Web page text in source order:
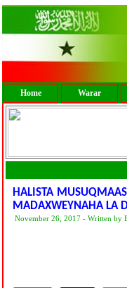
Home Warar
HALISTA
MADAXWEYNAHA LA
November 26, 2017 - Written by